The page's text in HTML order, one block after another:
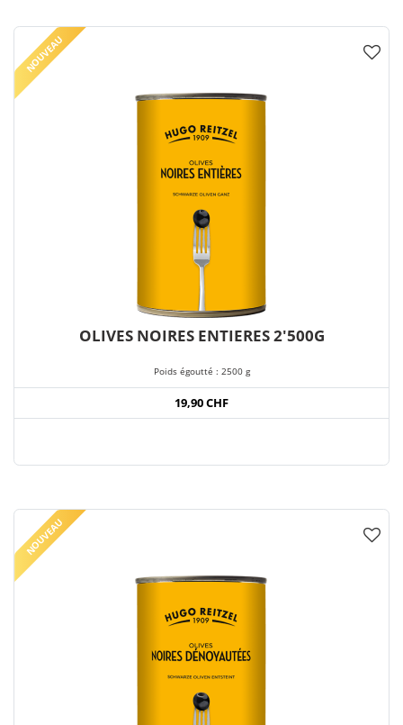
NOUVEAU
OLIVES NOIRES ENTIERES 2'500G
Poids égoutté : 2500 g
19,90 CHF
NOUVEAU